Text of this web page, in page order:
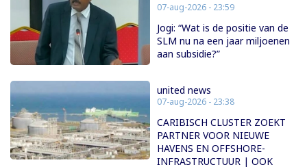
07-aug-2026 - 23:59
Jogi: “Wat is de positie van de
SLM nu na een jaar miljoenen
aan subsidie?”
united news
07-aug-2026 - 23:38
CARIBISCH CLUSTER ZOEKT
PARTNER VOOR NIEUWE
HAVENS EN OFFSHORE-
INFRASTRUCTUUR | OOK